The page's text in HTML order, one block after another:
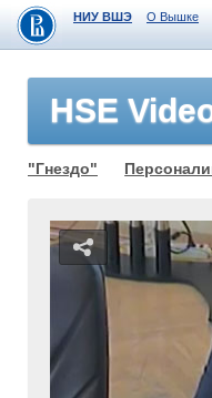
НИУ ВШЭ О Вышке
HSE
"Гнездо"